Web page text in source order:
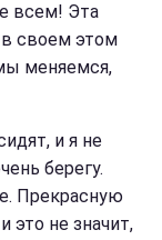
всем! Эта
в своем этом
меняемся,
и я не
берегу.
Прекрасную
это не значит,